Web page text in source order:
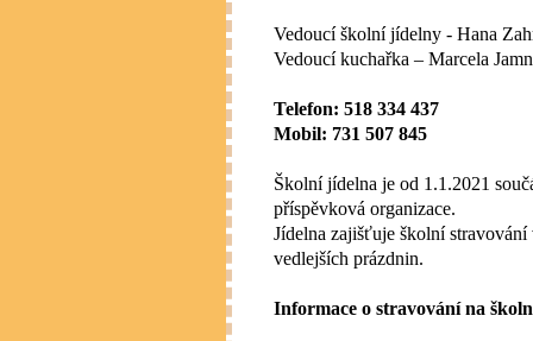
Vedoucí školní jídelny - Hana
Vedoucí kuchařka – Marcela
Telefon: 518 334 437
Mobil: 731 507 845
Školní jídelna je od 1.1.2021
příspěvková organizace.
Jídelna zajišťuje školní
vedlejších prázdnin.
Informace o stravování na